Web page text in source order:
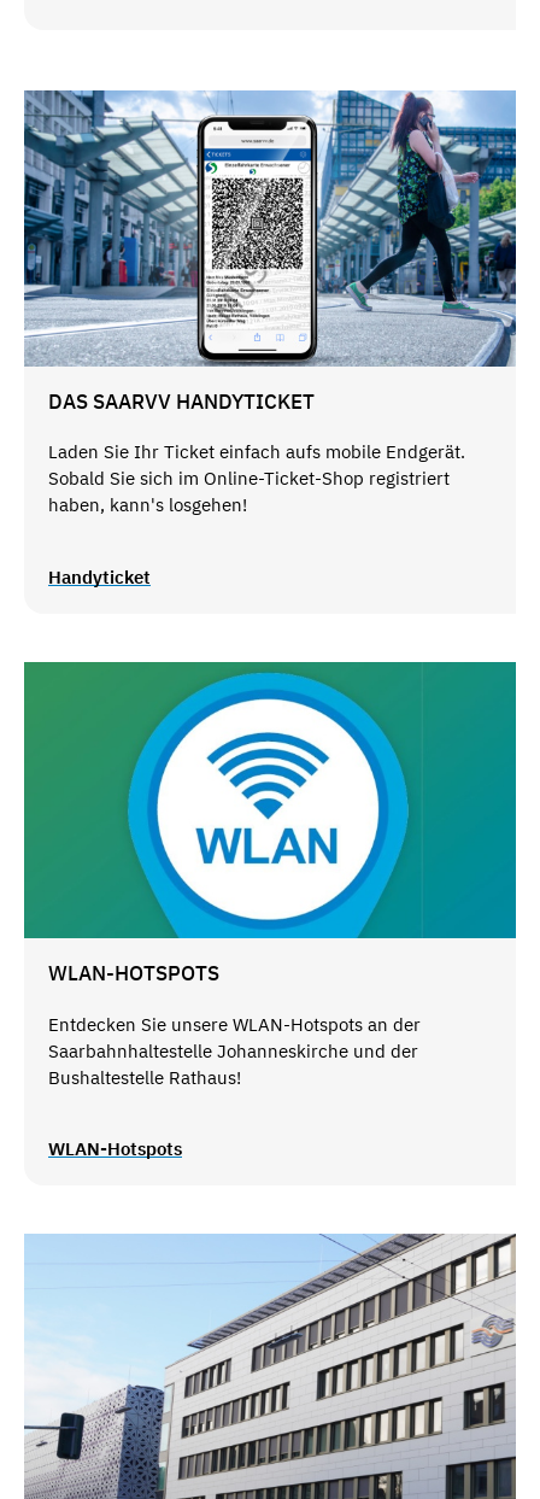
DAS SAARVV HANDYTICKET
Laden Sie Ihr Ticket einfach aufs mobile Endgerät.
Sobald Sie sich im Online-Ticket-Shop registriert
haben, kann's losgehen!
Handyticket
WLAN-HOTSPOTS
Entdecken Sie unsere WLAN-Hotspots an der
Saarbahnhaltestelle Johanneskirche und der
Bushaltestelle Rathaus!
WLAN-Hotspots